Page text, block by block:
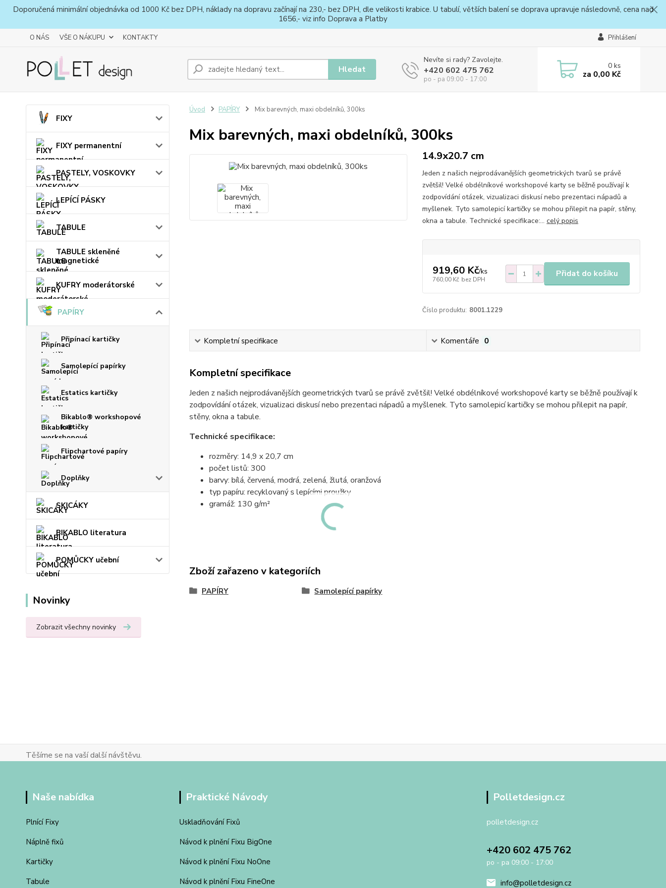
Doporučená minimální objednávka od 1000 Kč bez DPH, náklady na dopravu začínají na 230,- bez DPH, dle velikosti krabice. U tabulí, větších balení se doprava upravuje následovně, cena nad
1656,- viz info Doprava a Platby
O NÁS VŠE O NÁKUPU KONTAKTY Přihlášení
Hledat
Nevíte si rady? Zavolejte.
+420 602 475 762
po - pa 09:00 - 17:00
0ks
za 0,00 Kč
FIXY
FIXY permanentní
PASTELY, VOSKOVKY
LEPÍCÍ PÁSKY
TABULE
TABULE skleněné
magnetické
KUFRY moderátorské
PAPÍRY
Připínací kartičky
Samolepící papírky
Estatics kartičky
Bikablo® workshopové
kartičky
Flipchartové papíry
Doplňky
SKICÁKY
BIKABLO literatura
POMŮCKY učební
Novinky
Zobrazit všechny novinky
Úvod PAPÍRY Mix barevných, maxi obdelníků, 300ks
Mix barevných, maxi obdelníků, 300ks
14.9x20.7 cm
Jeden z našich nejprodávanějších geometrických tvarů se právě
zvětšil! Velké obdélníkové workshopové karty se běžně používají k
zodpovídání otázek, vizualizaci diskusí nebo prezentaci nápadů a
myšlenek. Tyto samolepicí kartičky se mohou přilepit na papír, stěny,
okna a tabule. Technické specifikace:... celý popis
919,60 Kč/ks
760,00 Kč bez DPH
Přidat do košíku
Číslo produktu: 8001.1229
Kompletní specifikace Komentáře 0
Kompletní specifikace
Jeden z našich nejprodávanějších geometrických tvarů se právě zvětšil! Velké obdélníkové workshopové karty se běžně používají k
zodpovídání otázek, vizualizaci diskusí nebo prezentaci nápadů a myšlenek. Tyto samolepicí kartičky se mohou přilepit na papír,
stěny, okna a tabule.
Technické specifikace:
rozměry: 14,9 x 20,7 cm
počet listů: 300
barvy: bílá, červená, modrá, zelená, žlutá, oranžová
typ papíru: recyklovaný s lepícími proužky
gramáž: 130 g/m²
Zboží zařazeno v kategoriích
PAPÍRY Samolepící papírky
Těšíme se na vaší další návštěvu.
Naše nabídka
Plnící Fixy
Náplně fixů
Kartičky
Tabule
Praktické Návody
Uskladňování Fixů
Návod k plnění Fixu BigOne
Návod k plnění Fixu NoOne
Návod k plnění Fixu FineOne
Polletdesign.cz
polletdesign.cz
+420 602 475 762
po - pa 09:00 - 17:00
info@polletdesign.cz